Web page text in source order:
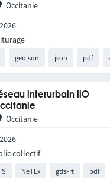
Occitanie
geojson json pdf
interurbain liO
Occitanie
NeTEx gtfs-rt pdf
collectif